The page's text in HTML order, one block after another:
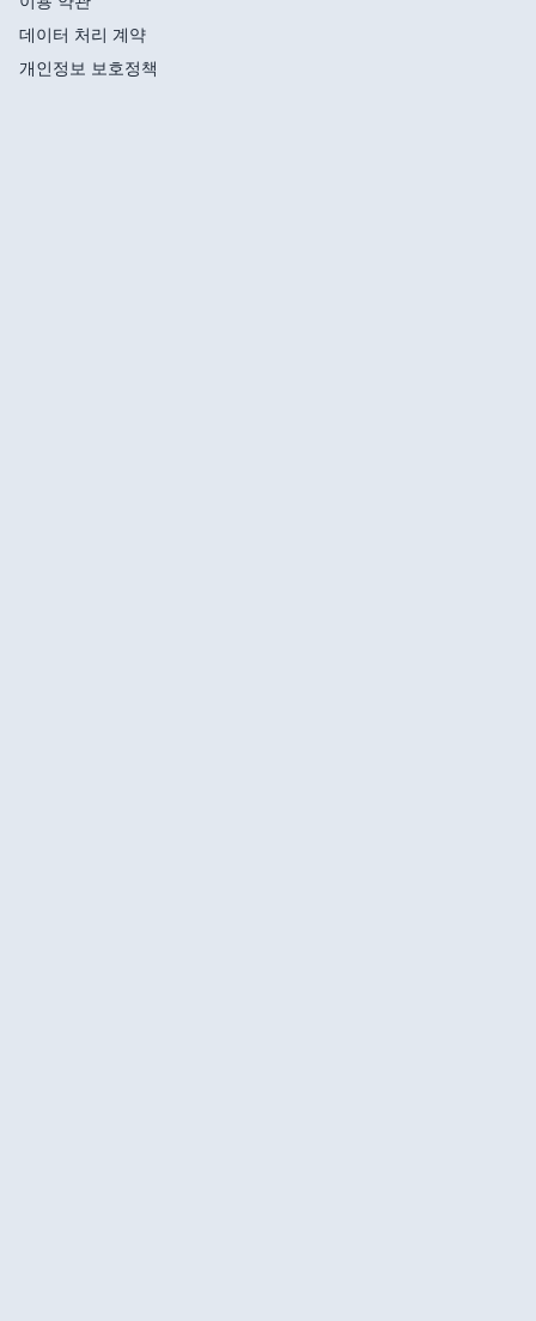
데이터 처리 계약
개인정보 보호정책